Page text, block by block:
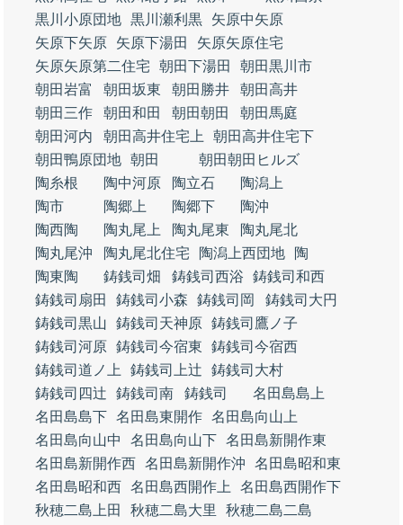
黒川小原団地 黒川瀬利黒
矢原中矢原
矢原下矢原
矢原下湯田
矢原矢原住宅
矢原矢原第二住宅
朝田下湯田
朝田黒川市
朝田岩富
朝田坂東 朝田勝井
朝田高井
朝田三作
朝田和田 朝田朝田
朝田馬庭
朝田河内
朝田高井住宅上
朝田高井住宅下
朝田鴨原団地 朝田
朝田朝田ヒルズ
陶糸根
陶中河原 陶立石
陶潟上
陶市
陶郷上 陶郷下
陶沖
陶西陶
陶丸尾上 陶丸尾東
陶丸尾北
陶丸尾沖
陶丸尾北住宅 陶潟上西団地
陶
陶東陶
鋳銭司畑 鋳銭司西浴
鋳銭司和西
鋳銭司扇田
鋳銭司小森 鋳銭司岡
鋳銭司大円
鋳銭司黒山
鋳銭司天神原 鋳銭司鷹ノ子
鋳銭司河原 鋳銭司今宿東
鋳銭司今宿西
鋳銭司道ノ上
鋳銭司上辻
鋳銭司大村
鋳銭司四辻
鋳銭司南 鋳銭司
名田島島上
名田島島下 名田島東開作 名田島向山上
名田島向山中
名田島向山下 名田島新開作東
名田島新開作西 名田島新開作沖
名田島昭和東
名田島昭和西 名田島西開作上
名田島西開作下
秋穂二島上田
秋穂二島大里
秋穂二島二島